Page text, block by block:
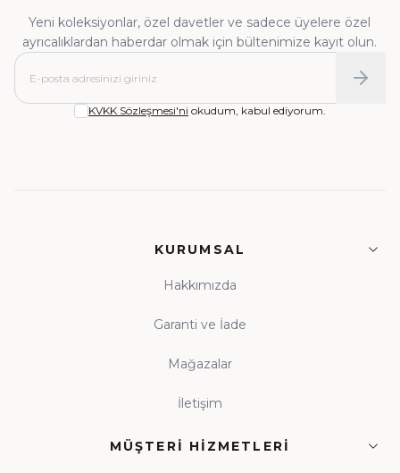
Yeni koleksiyonlar, özel davetler ve sadece üyelere özel
ayrıcalıklardan haberdar olmak için bültenimize kayıt olun.
KVKK Sözleşmesi'ni okudum, kabul ediyorum.
KURUMSAL
Hakkımızda
Garanti ve İade
Mağazalar
İletişim
MÜŞTERI HIZMETLERI